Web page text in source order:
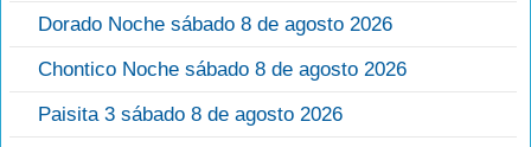
Dorado Noche sábado 8 de agosto 2026
Chontico Noche sábado 8 de agosto 2026
Paisita 3 sábado 8 de agosto 2026